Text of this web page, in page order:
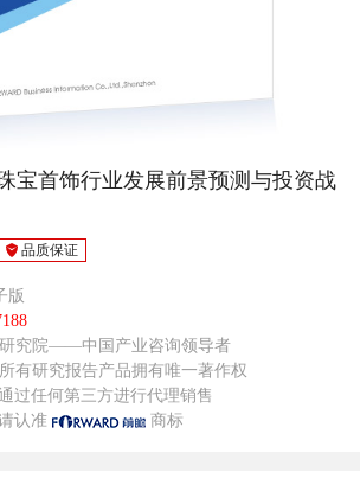
宝首饰行业发展前景预测与投资战
品质保证
版
研究院——中国产业咨询领导者
有研究报告产品拥有唯一著作权
第三方进行代理销售
准
商标